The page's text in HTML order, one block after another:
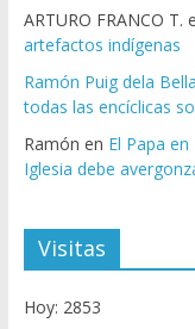
ARTURO FRANCO T.
artefactos indígenas
Ramón Puig dela
todas las encíclicas
Ramón en El Papa
Iglesia debe
Visitas
Hoy: 2853